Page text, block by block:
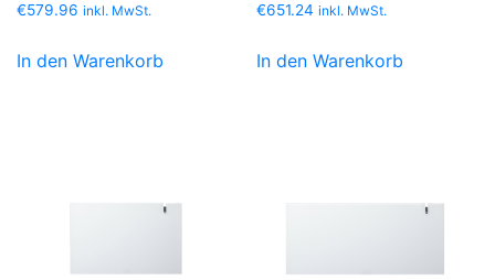
€579.96 inkl. MwSt.
In den Warenkorb
€651.24 inkl. MwSt.
In den Warenkorb